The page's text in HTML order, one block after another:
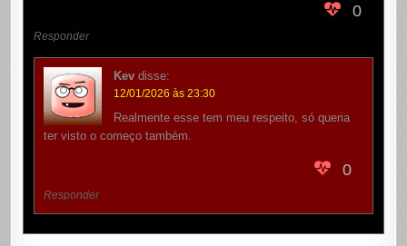
0
Responder
Kev disse:
12/01/2026 às 23:30
Realmente esse tem meu respeito, só queria
ter visto o começo também.
0
Responder